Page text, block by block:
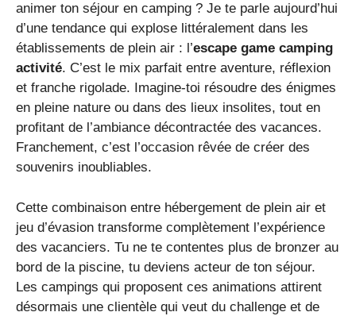
animer ton séjour en camping ? Je te parle aujourd’hui
d’une tendance qui explose littéralement dans les
établissements de plein air : l’escape game camping
activité. C’est le mix parfait entre aventure, réflexion
et franche rigolade. Imagine-toi résoudre des énigmes
en pleine nature ou dans des lieux insolites, tout en
profitant de l’ambiance décontractée des vacances.
Franchement, c’est l’occasion rêvée de créer des
souvenirs inoubliables.
Cette combinaison entre hébergement de plein air et
jeu d’évasion transforme complètement l’expérience
des vacanciers. Tu ne te contentes plus de bronzer au
bord de la piscine, tu deviens acteur de ton séjour.
Les campings qui proposent ces animations attirent
désormais une clientèle qui veut du challenge et de